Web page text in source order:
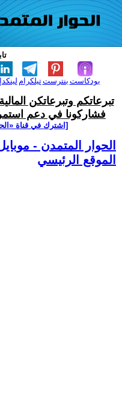
تيلكرامبنترست بودكاست
تبرعاتكم وتبرعاتكن
فشاركونا في دعم
[اشترك في قناة
الحوار المتمدن -
الموقع الرئيسي